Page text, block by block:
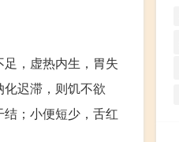
，虚热内生，胃失
迟滞，则饥不欲
；小便短少，舌红